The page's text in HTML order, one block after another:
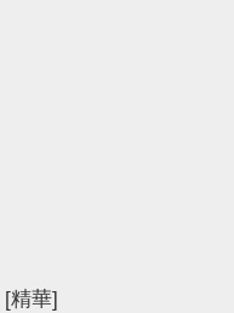
[精華]